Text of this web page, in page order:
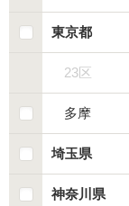
東京都
23区
多摩
埼玉県
神奈川県